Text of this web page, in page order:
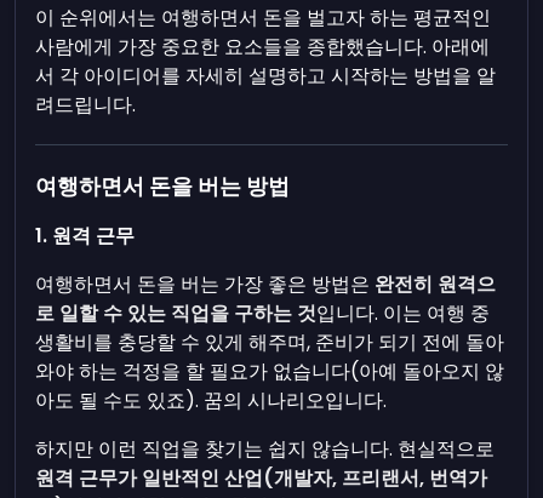
이 순위에서는 여행하면서 돈을 벌고자 하는 평균적인
사람에게 가장 중요한 요소들을 종합했습니다. 아래에
서 각 아이디어를 자세히 설명하고 시작하는 방법을 알
려드립니다.
여행하면서 돈을 버는 방법
1. 원격 근무
여행하면서 돈을 버는 가장 좋은 방법은 완전히 원격으
로 일할 수 있는 직업을 구하는 것입니다. 이는 여행 중
생활비를 충당할 수 있게 해주며, 준비가 되기 전에 돌아
와야 하는 걱정을 할 필요가 없습니다(아예 돌아오지 않
아도 될 수도 있죠). 꿈의 시나리오입니다.
하지만 이런 직업을 찾기는 쉽지 않습니다. 현실적으로
원격 근무가 일반적인 산업(개발자, 프리랜서, 번역가